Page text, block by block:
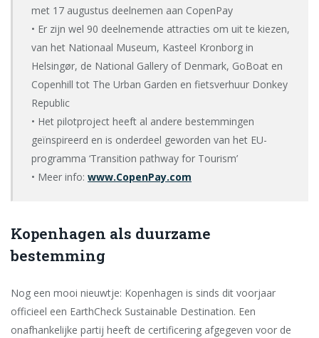
met 17 augustus deelnemen aan CopenPay
• Er zijn wel 90 deelnemende attracties om uit te kiezen,
van het Nationaal Museum, Kasteel Kronborg in
Helsingør, de National Gallery of Denmark, GoBoat en
Copenhill tot The Urban Garden en fietsverhuur Donkey
Republic
• Het pilotproject heeft al andere bestemmingen
geïnspireerd en is onderdeel geworden van het EU-
programma ‘Transition pathway for Tourism’
• Meer info: www.CopenPay.com
Kopenhagen als duurzame
bestemming
Nog een mooi nieuwtje: Kopenhagen is sinds dit voorjaar
officieel een EarthCheck Sustainable Destination. Een
onafhankelijke partij heeft de certificering afgegeven voor de